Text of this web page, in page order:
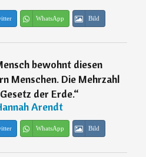
WhatsApp Bild
bewohnt diesen
Menschen. Die Mehrzahl
der Erde.“
Arendt
WhatsApp Bild